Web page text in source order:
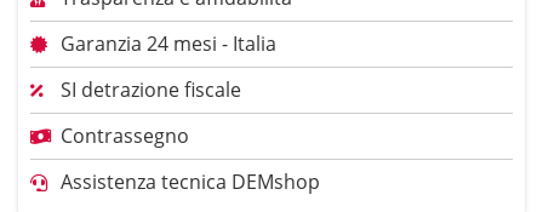
Garanzia 24 mesi - Italia
SI detrazione fiscale
Contrassegno
Assistenza tecnica DEMshop